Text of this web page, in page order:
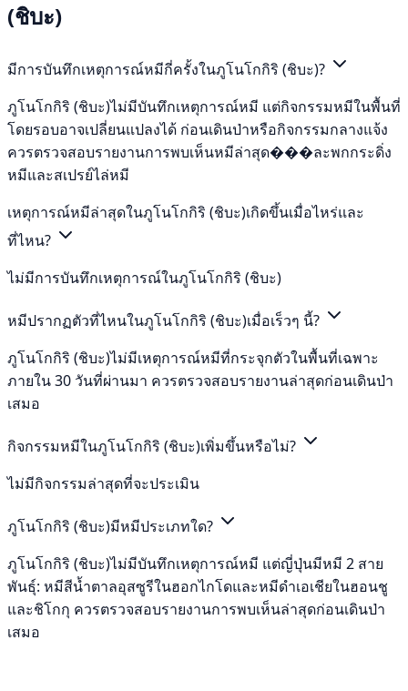
(ชิบะ)
มีการบันทึกเหตุการณ์หมีกี่ครั้งในภูโนโกกิริ (ชิบะ)?
ภูโนโกกิริ (ชิบะ)ไม่มีบันทึกเหตุการณ์หมี แต่กิจกรรมหมีในพื้นที่
โดยรอบอาจเปลี่ยนแปลงได้ ก่อนเดินป่าหรือกิจกรรมกลางแจ้ง
ควรตรวจสอบรายงานการพบเห็นหมีล่าสุด���ละพกกระดิ่ง
หมีและสเปรย์ไล่หมี
เหตุการณ์หมีล่าสุดในภูโนโกกิริ (ชิบะ)เกิดขึ้นเมื่อไหร่และ
ที่ไหน?
ไม่มีการบันทึกเหตุการณ์ในภูโนโกกิริ (ชิบะ)
หมีปรากฏตัวที่ไหนในภูโนโกกิริ (ชิบะ)เมื่อเร็วๆ นี้?
ภูโนโกกิริ (ชิบะ)ไม่มีเหตุการณ์หมีที่กระจุกตัวในพื้นที่เฉพาะ
ภายใน 30 วันที่ผ่านมา ควรตรวจสอบรายงานล่าสุดก่อนเดินป่า
เสมอ
กิจกรรมหมีในภูโนโกกิริ (ชิบะ)เพิ่มขึ้นหรือไม่?
ไม่มีกิจกรรมล่าสุดที่จะประเมิน
ภูโนโกกิริ (ชิบะ)มีหมีประเภทใด?
ภูโนโกกิริ (ชิบะ)ไม่มีบันทึกเหตุการณ์หมี แต่ญี่ปุ่นมีหมี 2 สาย
พันธุ์: หมีสีน้ำตาลอุสซูรีในฮอกไกโดและหมีดำเอเชียในฮอนชู
และชิโกกุ ควรตรวจสอบรายงานการพบเห็นล่าสุดก่อนเดินป่า
เสมอ